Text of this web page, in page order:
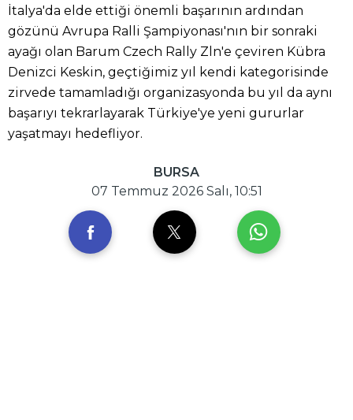
İtalya'da elde ettiği önemli başarının ardından
gözünü Avrupa Ralli Şampiyonası'nın bir sonraki
ayağı olan Barum Czech Rally Zln'e çeviren Kübra
Denizci Keskin, geçtiğimiz yıl kendi kategorisinde
zirvede tamamladığı organizasyonda bu yıl da aynı
başarıyı tekrarlayarak Türkiye'ye yeni gururlar
yaşatmayı hedefliyor.
BURSA
07 Temmuz 2026 Salı, 10:51